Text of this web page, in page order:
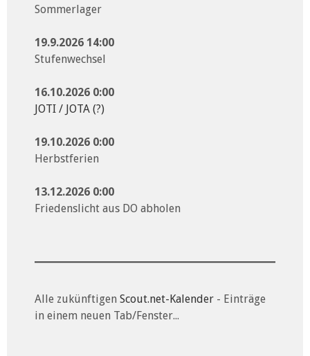
Sommerlager
19.9.2026 14:00
Stufenwechsel
16.10.2026 0:00
JOTI / JOTA (?)
19.10.2026 0:00
Herbstferien
13.12.2026 0:00
Friedenslicht aus DO abholen
Alle zukünftigen Scout.net-Kalender - Einträge
in einem neuen Tab/Fenster...